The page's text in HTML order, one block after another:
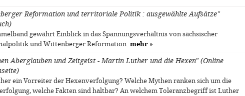
Reformation und territoriale Politik : ausgewählte Aufsätze"
gewährt Einblick in das Spannungsverhältnis von sächsischer
und Wittenberger Reformation. mehr »
Aberglauben und Zeitgeist - Martin Luther und die Hexen" (Online
ein Vorreiter der Hexenverfolgung? Welche Mythen ranken sich um die
welche Fakten sind haltbar? An welchem Toleranzbegriff ist Luther